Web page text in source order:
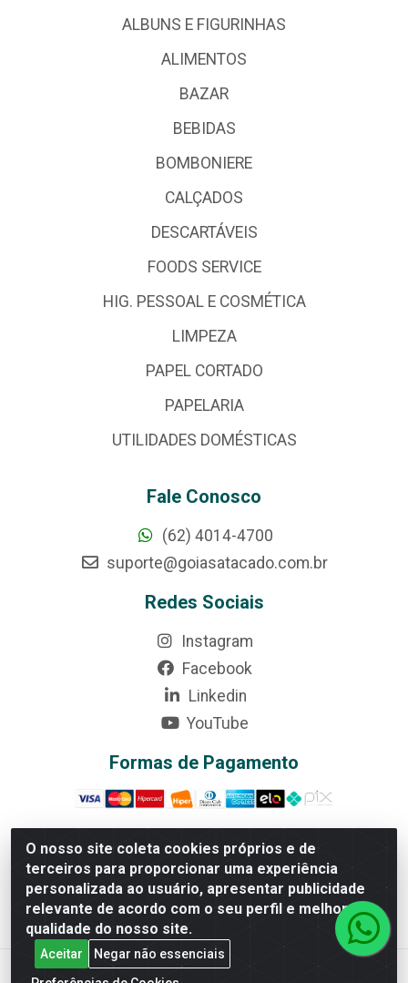
O nosso site coleta cookies próprios e de
terceiros para proporcionar uma experiência
personalizada ao usuário, apresentar publicidade
relevante de acordo com o seu perfil e melhorar a
qualidade do nosso site.
Aceitar
Negar não essenciais
ALBUNS E FIGURINHAS
ALIMENTOS
BAZAR
BEBIDAS
BOMBONIERE
CALÇADOS
DESCARTÁVEIS
FOODS SERVICE
HIG. PESSOAL E COSMÉTICA
LIMPEZA
PAPEL CORTADO
PAPELARIA
UTILIDADES DOMÉSTICAS
Fale Conosco
(62) 4014-4700
suporte@goiasatacado.com.br
Redes Sociais
Instagram
Facebook
Linkedin
YouTube
Formas de Pagamento
Rede Brasil - Avenida Universitária, nº 3860, Jardim das
Américas II Etapa - Anápolis/GO - CEP 75070-415 -
CNPJ 07.728.073/0002-24